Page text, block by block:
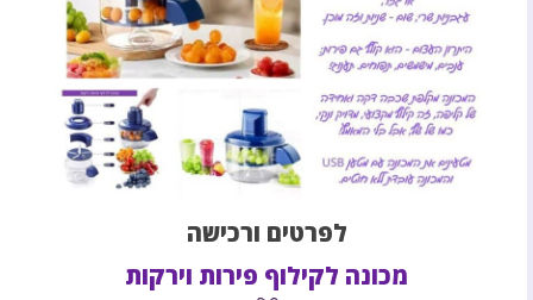
לפרטים ורכישה
מכונה לקילוף פירות וירקות